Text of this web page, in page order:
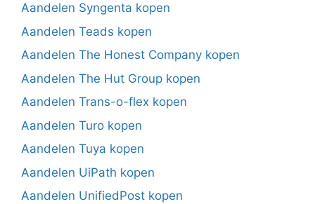
Aandelen Syngenta kopen
Aandelen Teads kopen
Aandelen The Honest Company kopen
Aandelen The Hut Group kopen
Aandelen Trans-o-flex kopen
Aandelen Turo kopen
Aandelen Tuya kopen
Aandelen UiPath kopen
Aandelen UnifiedPost kopen